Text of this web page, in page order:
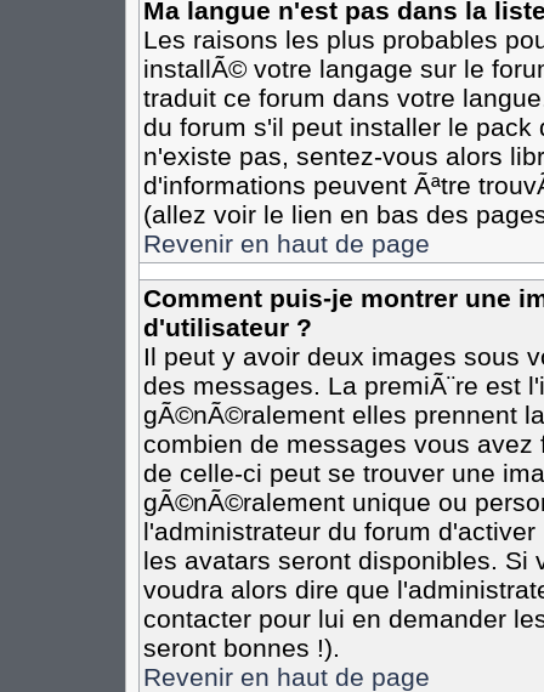
Ma langue n'est pas dans la
Les raisons les plus probables
installÃ© votre langage sur le
traduit ce forum dans votre
du forum s'il peut installer le
n'existe pas, sentez-vous alors
d'informations peuvent Ãªtre
(allez voir le lien en bas des
Revenir en haut de page
Comment puis-je montrer une
d'utilisateur ?
Il peut y avoir deux images sous
des messages. La premiÃ¨re est
gÃ©nÃ©ralement elles prennent
combien de messages vous
de celle-ci peut se trouver une
gÃ©nÃ©ralement unique ou
l'administrateur du forum
les avatars seront disponibles. Si
voudra alors dire que
contacter pour lui en demander
seront bonnes !).
Revenir en haut de page